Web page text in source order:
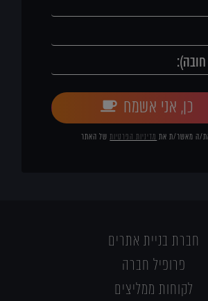
כן, אני אשמח
ה מאשר/ת את מדיניות הפרטיותשל האתר
חברת בניית אתרים
פרופיל חברה
לקוחות ממליצים